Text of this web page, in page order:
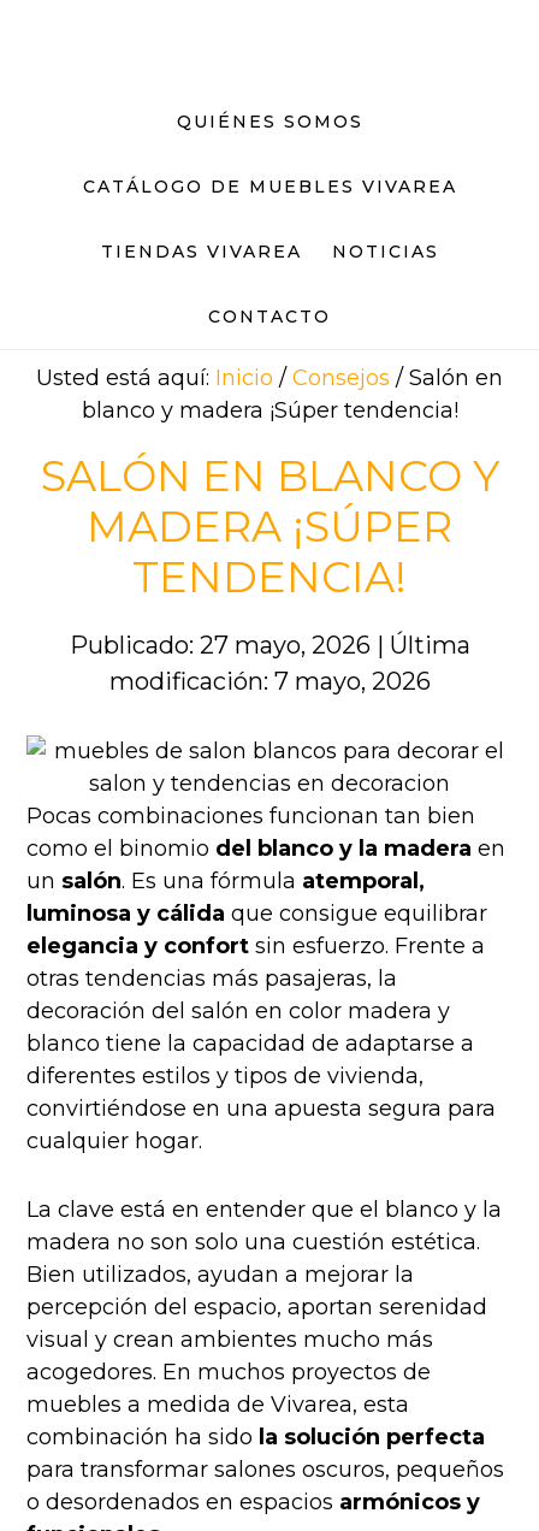
QUIÉNES SOMOS
CATÁLOGO DE MUEBLES VIVAREA
TIENDAS VIVAREA NOTICIAS
CONTACTO
Usted está aquí: Inicio / Consejos / Salón en
blanco y madera ¡Súper tendencia!
SALÓN EN BLANCO Y
MADERA ¡SÚPER
TENDENCIA!
Publicado: 27 mayo, 2026| Última
modificación: 7 mayo, 2026
Pocas combinaciones funcionan tan bien
como el binomio del blanco y la madera en
un salón. Es una fórmula atemporal,
luminosa y cálida que consigue equilibrar
elegancia y confort sin esfuerzo. Frente a
otras tendencias más pasajeras, la
decoración del salón en color madera y
blanco tiene la capacidad de adaptarse a
diferentes estilos y tipos de vivienda,
convirtiéndose en una apuesta segura para
cualquier hogar.
La clave está en entender que el blanco y la
madera no son solo una cuestión estética.
Bien utilizados, ayudan a mejorar la
percepción del espacio, aportan serenidad
visual y crean ambientes mucho más
acogedores. En muchos proyectos de
muebles a medida de Vivarea, esta
combinación ha sido la solución perfecta
para transformar salones oscuros, pequeños
o desordenados en espacios armónicos y